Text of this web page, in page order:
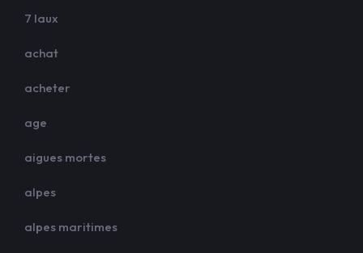
7 laux
achat
acheter
age
aigues mortes
alpes
alpes maritimes